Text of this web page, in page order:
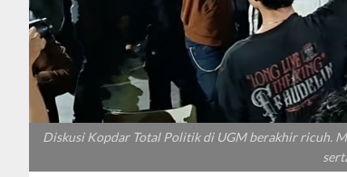
Diskusi Kopdar Total Politik di UGM berakhir ricuh.